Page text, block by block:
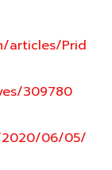
articles/Prid
309780
2020/06/05/